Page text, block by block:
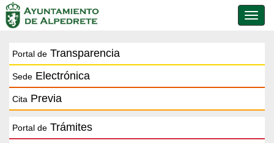
de
Portal de Transparencia
Sede Electrónica
Cita Previa
Portal de Trámites